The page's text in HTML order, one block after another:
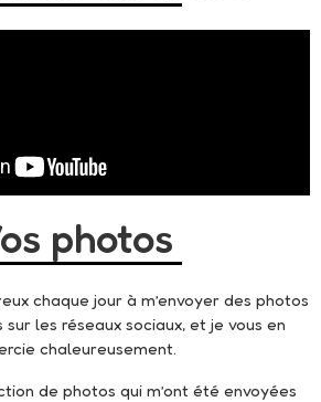
photos
chaque jour à m’envoyer des photos
les réseaux sociaux, et je vous en
chaleureusement.
de photos qui m’ont été envoyées